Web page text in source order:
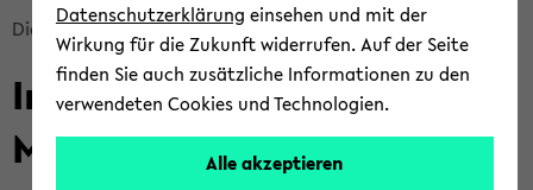
Bread­
crumb
über­
sprin­
gen
Di­dak­tik der Ma­the­ma­tik Start­sei­te
In­sti­tut für Di­dak­tik der
Ma­the­ma­tik
Datenschutzerklärung einsehen und mit der
Wirkung für die Zukunft widerrufen. Auf der Seite
finden Sie auch zusätzliche Informationen zu den
verwendeten Cookies und Technologien.
Alle akzeptieren